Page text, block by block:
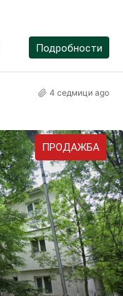
Подробности
4 седмици ago
ПРОДАЖБА